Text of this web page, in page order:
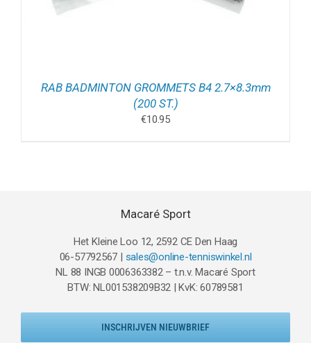
RAB BADMINTON GROMMETS B4 2.7×8.3mm
(200 ST.)
€10.95
Macaré Sport
Het Kleine Loo 12, 2592 CE Den Haag
06-57792567 | sales@online-tenniswinkel.nl
NL 88 INGB 0006363382 – t.n.v. Macaré Sport
BTW: NL001538209B32 | KvK: 60789581
INSCHRIJVEN NIEUWBRIEF